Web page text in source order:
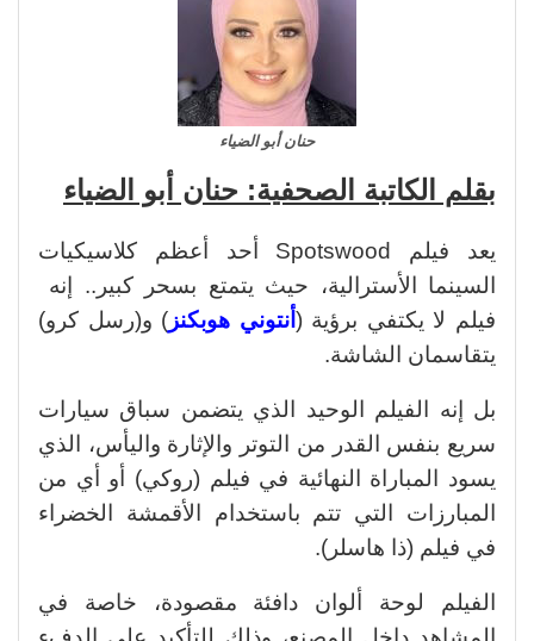
حنان أبو الضياء
بقلم الكاتبة الصحفية: حنان أبو الضياء
يعد فيلم Spotswood أحد أعظم كلاسيكيات
السينما الأسترالية، حيث يتمتع بسحر كبير.. إنه
فيلم لا يكتفي برؤية ( أنتوني هوبكنز ) و(رسل كرو)
يتقاسمان الشاشة.
بل إنه الفيلم الوحيد الذي يتضمن سباق سيارات
سريع بنفس القدر من التوتر والإثارة واليأس، الذي
يسود المباراة النهائية في فيلم (روكي) أو أي من
المبارزات التي تتم باستخدام الأقمشة الخضراء
في فيلم (ذا هاسلر).
الفيلم لوحة ألوان دافئة مقصودة، خاصة في